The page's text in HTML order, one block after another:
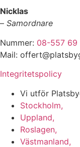
Nicklas
– Samordnare
Nummer: 08-557 69
Mail:
Integritetspolicy
Vi utför
Stockholm,
Uppland,
Roslagen,
Västmanland,